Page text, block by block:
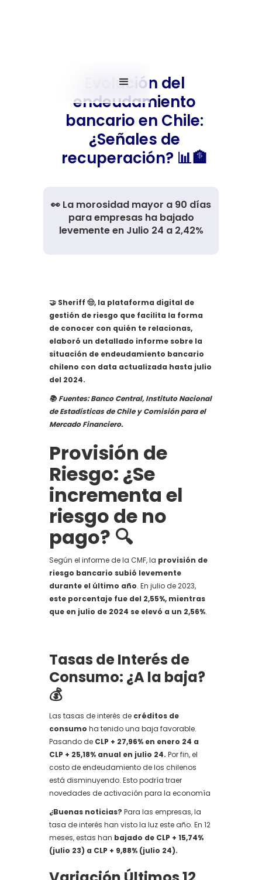
Evolución del
endeudamiento
bancario en Chile:
¿Señales de
recuperación? 📊🏦
👀 La morosidad mayor a 90 días
para empresas ha bajado
levemente en Julio 24 a 2,42%
🤝 Sheriff 🤠, la plataforma digital de
gestión de riesgo que facilita la forma
de conocer con quién te relacionas,
elaboró un detallado informe sobre la
situación de endeudamiento bancario
chileno con data actualizada hasta julio
del 2024.
📚 Fuentes: Banco Central, Instituto Nacional
de Estadísticas de Chile y Comisión para el
Mercado Financiero.
Provisión de
Riesgo: ¿Se
incrementa el
riesgo de no
pago? 🔍
Según el informe de la CMF, la provisión de
riesgo bancario subió levemente
durante el último año. En julio de 2023,
este porcentaje fue del 2,55%, mientras
que en julio de 2024 se elevó a un 2,56%.
Tasas de Interés de
Consumo: ¿A la baja?
💰
Las tasas de interés de créditos de
consumo ha tenido una baja favorable.
Pasando de CLP + 27,96% en enero 24 a
CLP + 25,18% anual en julio 24. Por fin, el
costo de endeudamiento de los chilenos
está disminuyendo. Esto podría traer
novedades de activación para la economía
¿Buenas noticias? Para las empresas, la
tasa de interés han visto la luz este año. En 12
meses, estas han bajado de CLP + 15,74%
(julio 23) a CLP + 9,88% (julio 24).